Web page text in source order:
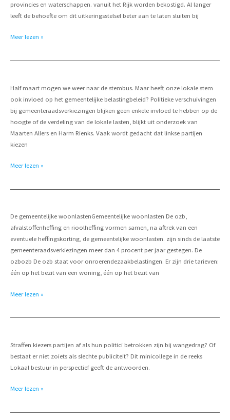
provincies en waterschappen. vanuit het Rijk worden bekostigd. Al langer
leeft de behoefte om dit uitkeringsstelsel beter aan te laten sluiten bij
Advies
Meer lezen »
Half maart mogen we weer naar de stembus. Maar heeft onze lokale stem
ook invloed op het gemeentelijke belastingbeleid? Politieke verschuivingen
bij gemeenteraadsverkiezingen blijken geen enkele invloed te hebben op de
hoogte of de verdeling van de lokale lasten, blijkt uit onderzoek van
Maarten Allers en Harm Rienks. Vaak wordt gedacht dat linkse partijen
kiezen
Rechts
lokale
lasten
veranderen
niet
Meer lezen »
De gemeentelijke woonlastenGemeentelijke woonlasten De ozb,
afvalstoffenheffing en rioolheffing vormen samen, na aftrek van een
eventuele heffingskorting, de gemeentelijke woonlasten. zijn sinds de laatste
gemeenteraadsverkiezingen meer dan 4 procent per jaar gestegen. De
ozbozb De ozb staat voor onroerendezaakbelastingen. Er zijn drie tarieven:
één op het bezit van een woning, één op het bezit van
Gemeentelijke
deze
meer
dan
4
Meer lezen »
Straffen kiezers partijen af als hun politici betrokken zijn bij wangedrag? Of
bestaat er niet zoiets als slechte publiciteit? Dit minicollege in de reeks
Lokaal bestuur in perspectief geeft de antwoorden.
Minicollege
bestuur
Meer lezen »